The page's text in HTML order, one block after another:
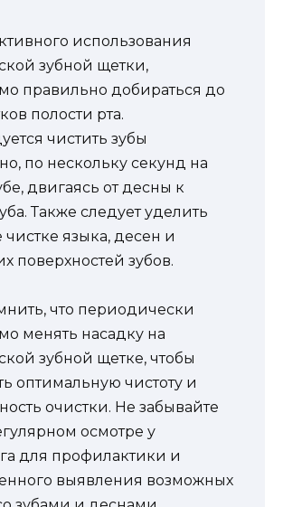
использования
зубной щетки,
правильно добираться до
полости рта.
чистить зубы
по нескольку секунд на
двигаясь от десны к
Также следует уделить
языка, десен и
поверхностей зубов.
что периодически
менять насадку на
зубной щетке, чтобы
оптимальную чистоту и
очистки. Не забывайте
осмотре у
для профилактики и
выявления возможных